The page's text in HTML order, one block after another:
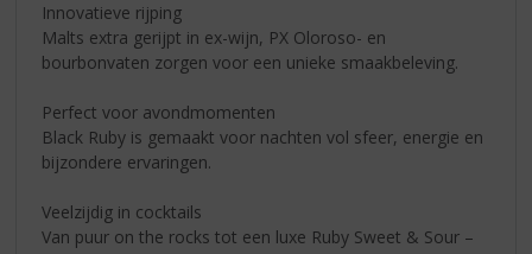
Innovatieve rijping
Malts extra gerijpt in ex-wijn, PX Oloroso- en
bourbonvaten zorgen voor een unieke smaakbeleving.
Perfect voor avondmomenten
Black Ruby is gemaakt voor nachten vol sfeer, energie en
bijzondere ervaringen.
Veelzijdig in cocktails
Van puur on the rocks tot een luxe Ruby Sweet & Sour –